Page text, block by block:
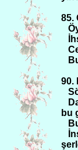
85.
90.
bu